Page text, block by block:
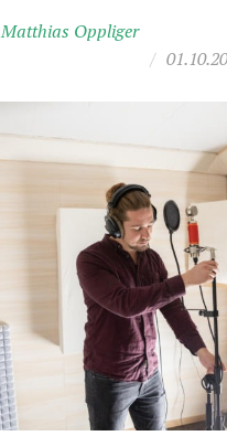
Matthias Oppliger
/